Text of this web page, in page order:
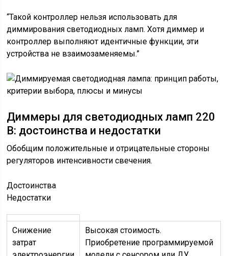
“Такой контроллер нельзя использовать для
диммирования светодиодных ламп. Хотя диммер и
контроллер выполняют идентичные функции, эти
устройства не взаимозаменяемы.”
Диммеры для светодиодных ламп 220
В: достоинства и недостатки
Обобщим положительные и отрицательные стороны
регуляторов интенсивности свечения.
Достоинства
Недостатки
Снижение
затрат
Высокая стоимость.
Приобретение программируемой